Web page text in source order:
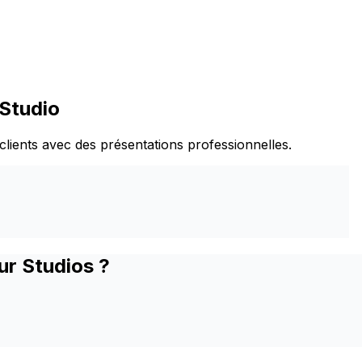
avec des présentations professionnelles.
Studios ?